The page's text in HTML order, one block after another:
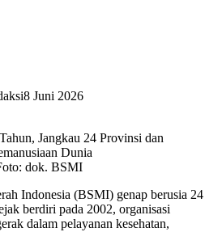
8 Juni 2026
dok. BSMI
Indonesia (BSMI) genap berusia 24
berdiri pada 2002, organisasi
dalam pelayanan kesehatan,